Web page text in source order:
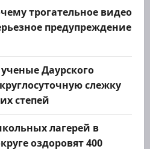
трогательное видео
предупреждение
Даурского
слежку
степей
лагерей в
оздоровят 400